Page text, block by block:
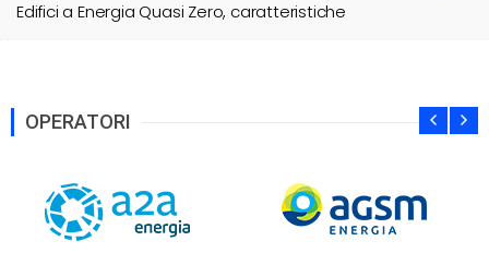
Edifici a Energia Quasi Zero, caratteristiche
OPERATORI